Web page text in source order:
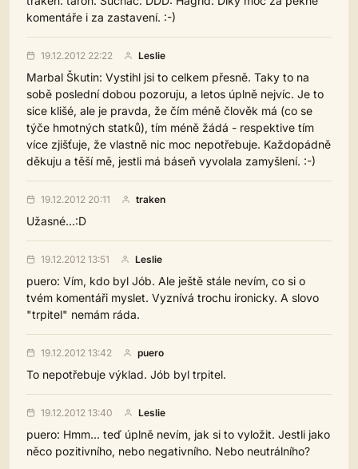
komentáře i za zastavení. :-)
19.12.2012 22:22 Leslie
Marbal Škutin: Vystihl jsi to celkem přesně. Taky to na
sobě poslední dobou pozoruju, a letos úplně nejvíc. Je to
sice klišé, ale je pravda, že čím méně člověk má (co se
týče hmotných statků), tím méně žádá - respektive tím
více zjišťuje, že vlastně nic moc nepotřebuje. Každopádně
děkuju a těší mě, jestli má báseň vyvolala zamyšlení. :-)
19.12.2012 20:11 traken
Užasné...:D
19.12.2012 13:51 Leslie
puero: Vím, kdo byl Jób. Ale ještě stále nevím, co si o
tvém komentáři myslet. Vyznívá trochu ironicky. A slovo
"trpitel" nemám ráda.
19.12.2012 13:42 puero
To nepotřebuje výklad. Jób byl trpitel.
19.12.2012 13:40 Leslie
puero: Hmm... teď úplně nevím, jak si to vyložit. Jestli jako
něco pozitivního, nebo negativního. Nebo neutrálního?